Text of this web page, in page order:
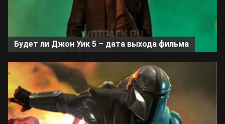
Будет ли Джон Уик 5 – дата выхода фильма